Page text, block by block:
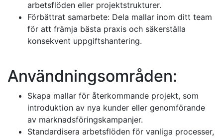
arbetsflöden eller projektstrukturer.
Förbättrat samarbete: Dela mallar inom ditt team
för att främja bästa praxis och säkerställa
konsekvent uppgiftshantering.
Användningsområden:
Skapa mallar för återkommande projekt, som
introduktion av nya kunder eller genomförande
av marknadsföringskampanjer.
Standardisera arbetsflöden för vanliga processer,